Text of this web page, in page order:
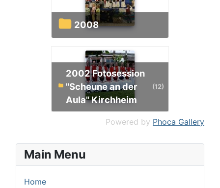
2008
2002 Fotosession
"Scheune an der
Aula" Kirchheim
(12)
Powered by Phoca Gallery
Main Menu
Home